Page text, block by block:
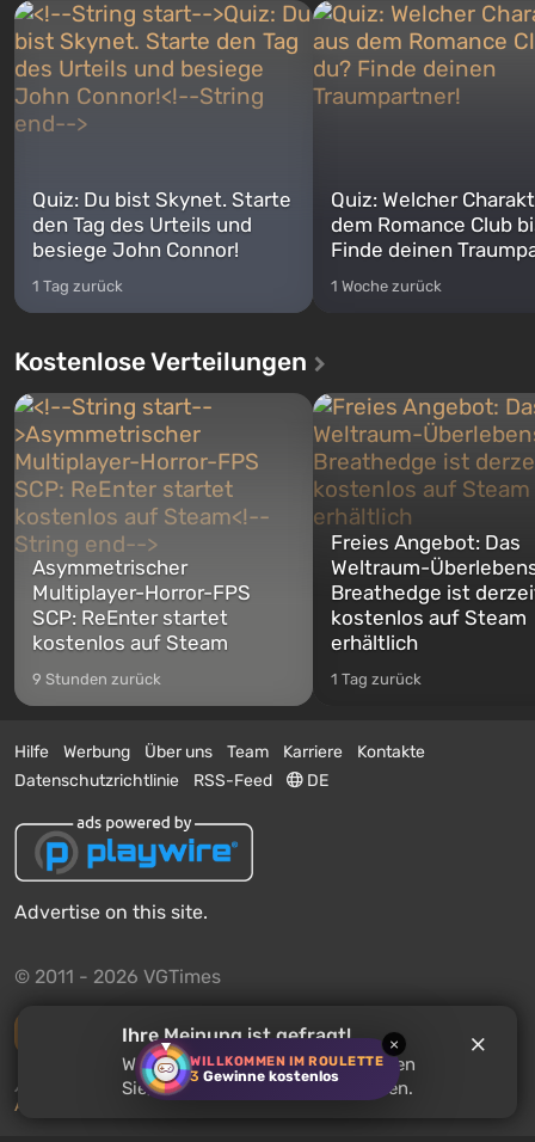
WILLKOMMEN IM ROULETTE
3 Gewinne kostenlos
×
Quiz: Du bist Skynet. Starte
den Tag des Urteils und
besiege John Connor!
1 Tag zurück
Quiz: Welcher
dem Romance Club
Finde deinen
1 Woche zurück
Kostenlose Verteilungen
Asymmetrischer
Multiplayer-Horror-FPS
SCP: ReEnter startet
kostenlos auf Steam
9 Stunden zurück
Freies Angebot: Das
Weltraum-
Breathedge ist
kostenlos auf Steam
erhältlich
1 Tag zurück
Hilfe Werbung Über uns Team Karriere
Kontakte
Datenschutzrichtlinie
RSS-Feed DE
Advertise on this site.
© 2011 - 2026 VGTimes
Vollständige Version
Push-Benachrichtigungen über Nachrichten:
Aktivieren
Ihre Meinung ist gefragt!
Warten Sie aufDERELIKT? Erzählen
Sie, was Sie über das Spiel denken.